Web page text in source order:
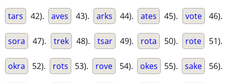
tars 42). aves 43). arks 44). ates 45). vote 46).
sora 47). trek 48). tsar 49). rota 50). rote 51).
okra 52). rots 53). rove 54). okes 55). sake 56).